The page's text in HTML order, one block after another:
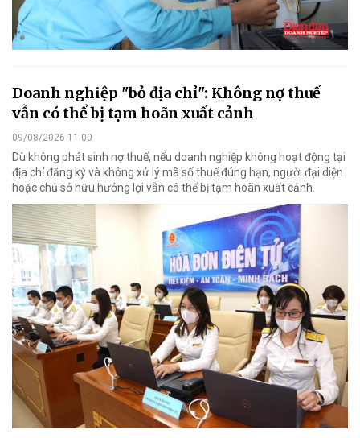
Doanh nghiệp "bỏ địa chỉ": Không nợ thuế
vẫn có thể bị tạm hoãn xuất cảnh
09/08/2026 11:00
Dù không phát sinh nợ thuế, nếu doanh nghiệp không hoạt động tại
địa chỉ đăng ký và không xử lý mã số thuế đúng hạn, người đại diện
hoặc chủ sở hữu hưởng lợi vẫn có thể bị tạm hoãn xuất cảnh.